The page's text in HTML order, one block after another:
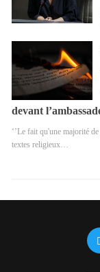
devant
‘’Le fait qu'une majorité
textes religieux…